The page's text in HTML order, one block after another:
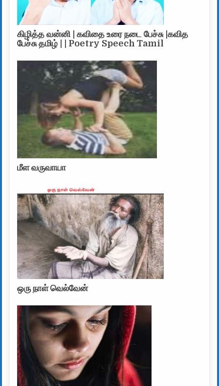
கிழித்த வன்னி | கவிதை உரை நடை பேச்சு |கவித
பேச்சு தமிழ் | | Poetry Speech Tamil
மீள வருவாயா
ஒரு நாள் வெல்வேன்